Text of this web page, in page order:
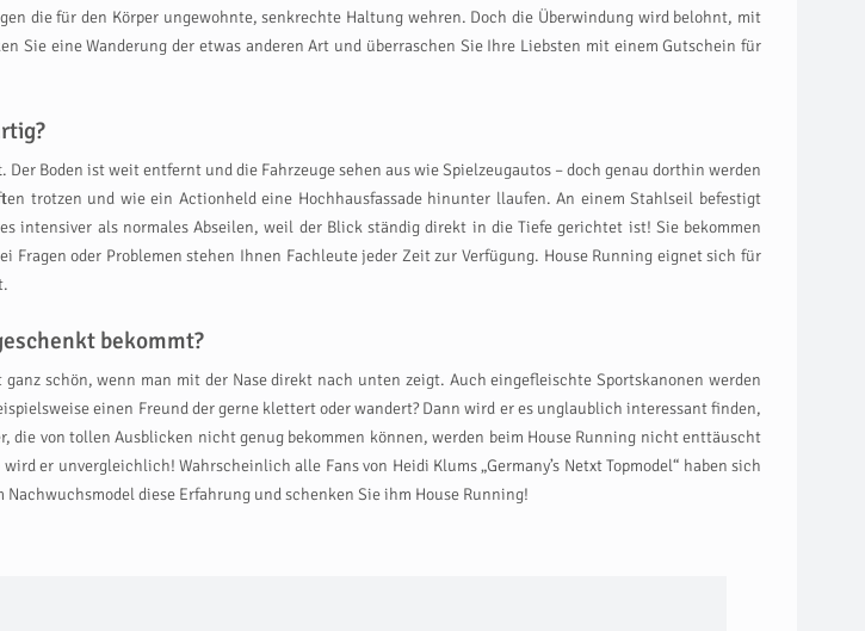
die für den Körper ungewohnte, senkrechte Haltung wehren. Doch die Überwindung wird belohnt, mit
Sie eine Wanderung der etwas anderen Art und überraschen Sie Ihre Liebsten mit einem Gutschein für
Boden ist weit entfernt und die Fahrzeuge sehen aus wie Spielzeugautos – doch genau dorthin werden
trotzen und wie ein Actionheld eine Hochhausfassade hinunter llaufen. An einem Stahlseil befestigt
intensiver als normales Abseilen, weil der Blick ständig direkt in die Tiefe gerichtet ist! Sie bekommen
oder Problemen stehen Ihnen Fachleute jeder Zeit zur Verfügung. House Running eignet sich für
bekommt?
schön, wenn man mit der Nase direkt nach unten zeigt. Auch eingefleischte Sportskanonen werden
einen Freund der gerne klettert oder wandert? Dann wird er es unglaublich interessant finden,
die von tollen Ausblicken nicht genug bekommen können, werden beim House Running nicht enttäuscht
er unvergleichlich! Wahrscheinlich alle Fans von Heidi Klums „Germany’s Netxt Topmodel“ haben sich
diese Erfahrung und schenken Sie ihm House Running!